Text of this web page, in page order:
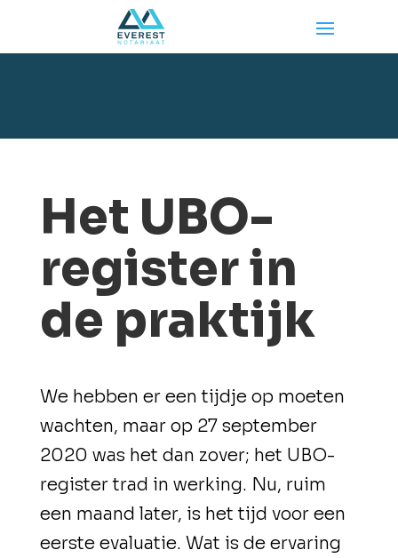
Het UBO-
register in
de praktijk
We hebben er een tijdje op moeten
wachten, maar op 27 september
2020 was het dan zover; het UBO-
register trad in werking. Nu, ruim
een maand later, is het tijd voor een
eerste evaluatie. Wat is de ervaring